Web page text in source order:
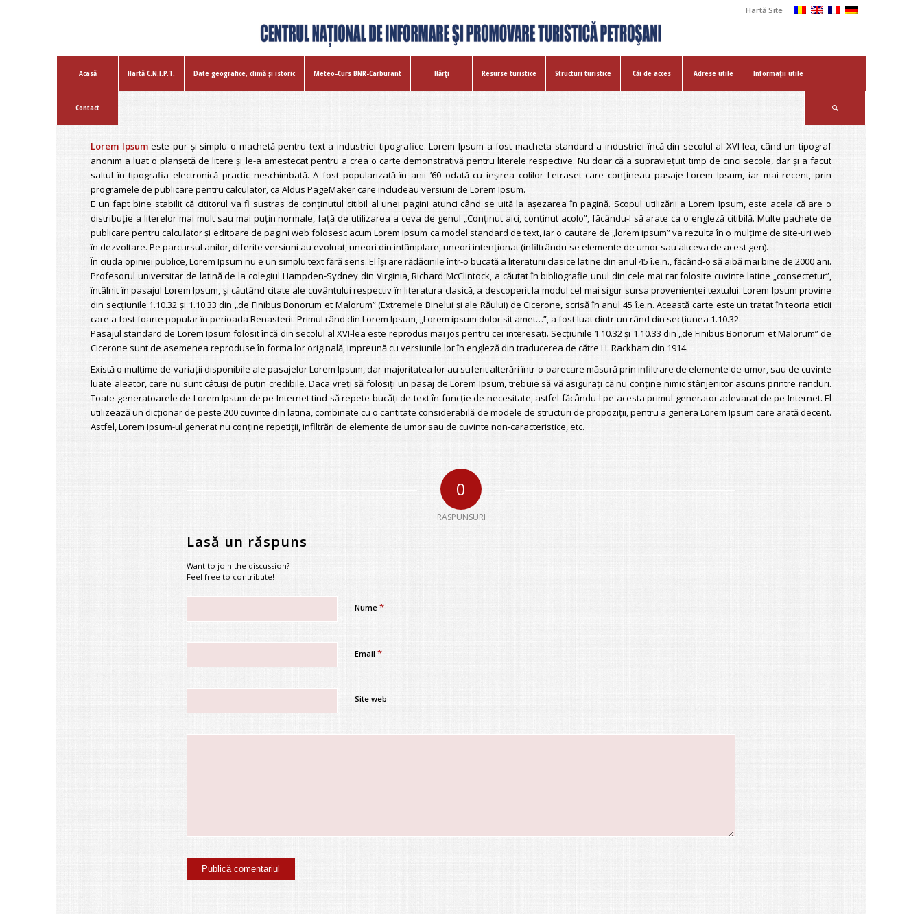
Hartă Site
Acasă Hartă C.N.I.P.T. Date geografice, climă şi istoric Meteo-Curs BNR-Carburant Hărţi Resurse turistice Structuri turistice Căi de acces Adrese utile Informații utile
Contact
Lorem Ipsumeste pur şi simplu o machetă pentru text a industriei tipografice. Lorem Ipsum a fost macheta standard a industriei încă din secolul al XVI-lea, când un tipograf
anonim a luat o planşetă de litere şi le-a amestecat pentru a crea o carte demonstrativă pentru literele respective. Nu doar că a supravieţuit timp de cinci secole, dar şi a facut
saltul în tipografia electronică practic neschimbată. A fost popularizată în anii ’60 odată cu ieşirea colilor Letraset care conţineau pasaje Lorem Ipsum, iar mai recent, prin
programele de publicare pentru calculator, ca Aldus PageMaker care includeau versiuni de Lorem Ipsum.
E un fapt bine stabilit că cititorul va fi sustras de conţinutul citibil al unei pagini atunci când se uită la aşezarea în pagină. Scopul utilizării a Lorem Ipsum, este acela că are o
distribuţie a literelor mai mult sau mai puţin normale, faţă de utilizarea a ceva de genul „Conţinut aici, conţinut acolo”, făcându-l să arate ca o engleză citibilă. Multe pachete de
publicare pentru calculator şi editoare de pagini web folosesc acum Lorem Ipsum ca model standard de text, iar o cautare de „lorem ipsum” va rezulta în o mulţime de site-uri web
în dezvoltare. Pe parcursul anilor, diferite versiuni au evoluat, uneori din intâmplare, uneori intenţionat (infiltrându-se elemente de umor sau altceva de acest gen).
În ciuda opiniei publice, Lorem Ipsum nu e un simplu text fără sens. El îşi are rădăcinile într-o bucată a literaturii clasice latine din anul 45 î.e.n., făcând-o să aibă mai bine de 2000 ani.
Profesorul universitar de latină de la colegiul Hampden-Sydney din Virginia, Richard McClintock, a căutat în bibliografie unul din cele mai rar folosite cuvinte latine „consectetur”,
întâlnit în pasajul Lorem Ipsum, şi căutând citate ale cuvântului respectiv în literatura clasică, a descoperit la modul cel mai sigur sursa provenienţei textului. Lorem Ipsum provine
din secţiunile 1.10.32 şi 1.10.33 din „de Finibus Bonorum et Malorum” (Extremele Binelui şi ale Răului) de Cicerone, scrisă în anul 45 î.e.n. Această carte este un tratat în teoria eticii
care a fost foarte popular în perioada Renasterii. Primul rând din Lorem Ipsum, „Lorem ipsum dolor sit amet…”, a fost luat dintr-un rând din secţiunea 1.10.32.
Pasajul standard de Lorem Ipsum folosit încă din secolul al XVI-lea este reprodus mai jos pentru cei interesaţi. Secţiunile 1.10.32 şi 1.10.33 din „de Finibus Bonorum et Malorum” de
Cicerone sunt de asemenea reproduse în forma lor originală, impreună cu versiunile lor în engleză din traducerea de către H. Rackham din 1914.
Există o mulţime de variaţii disponibile ale pasajelor Lorem Ipsum, dar majoritatea lor au suferit alterări într-o oarecare măsură prin infiltrare de elemente de umor, sau de cuvinte
luate aleator, care nu sunt câtuşi de puţin credibile. Daca vreţi să folosiţi un pasaj de Lorem Ipsum, trebuie să vă asiguraţi că nu conţine nimic stânjenitor ascuns printre randuri.
Toate generatoarele de Lorem Ipsum de pe Internet tind să repete bucăţi de text în funcţie de necesitate, astfel făcându-l pe acesta primul generator adevarat de pe Internet. El
utilizează un dicţionar de peste 200 cuvinte din latina, combinate cu o cantitate considerabilă de modele de structuri de propoziţii, pentru a genera Lorem Ipsum care arată decent.
Astfel, Lorem Ipsum-ul generat nu conţine repetiţii, infiltrări de elemente de umor sau de cuvinte non-caracteristice, etc.
0
RASPUNSURI
Lasă un răspuns
Want to join the discussion?
Feel free to contribute!
Nume *
Email *
Site web